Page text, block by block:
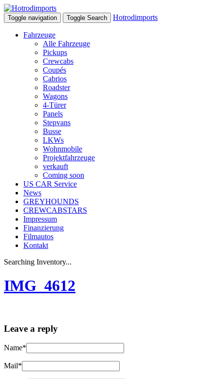
Toggle navigation Toggle Search Hotrodimports
Fahrzeuge
Alle Fahrzeuge
Pickups
Crewcabs
Coupés
Cabrios
Roadster
Wagons
4-Türer
Panels
Stepvans
Busse
LKWs
Wohnmobile
Projektfahrzeuge
verkauft
Coming soon
US CAR Service
News
GREYHOUNDS
CREWCABSTARS
Impressum
Finanzierung
Filmautos
Kontakt
Searching Inventory...
IMG_4612
Leave a reply
Name*
Mail*